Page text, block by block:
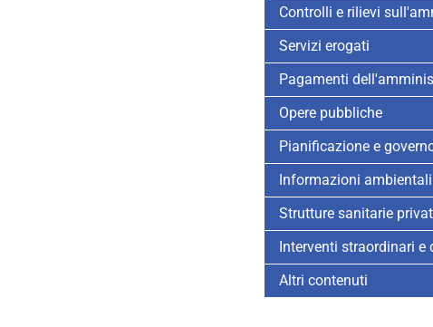
Controlli e rilievi
Servizi erogati
Pagamenti
Opere pubbliche
Pianificazione e
Informazioni ambientali
Strutture sanitarie
Interventi straordinari e
Altri contenuti